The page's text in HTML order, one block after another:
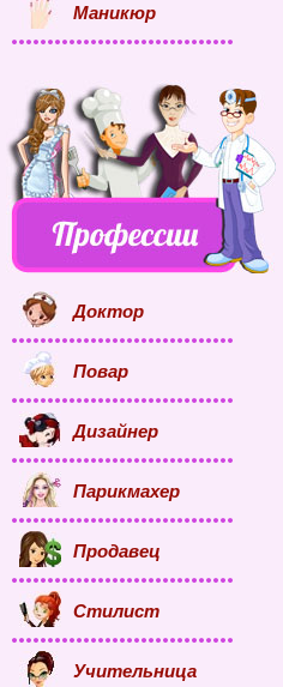
Маникюр
Доктор
Повар
Дизайнер
Парикмахер
Продавец
Стилист
Учительница